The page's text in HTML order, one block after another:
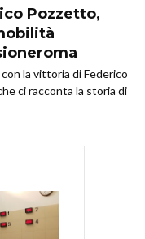
Pozzetto,
la vittoria di Federico
ci racconta la storia di